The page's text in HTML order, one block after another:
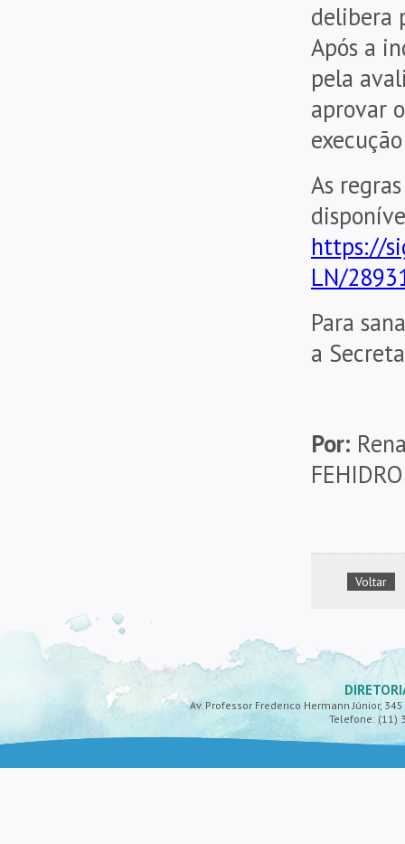
delibera
Após a
pela
aprovar
As
https://
LN/
Para
a
Por:
Voltar
Av. Professor Frederico Hermann Júnior,
Telefone: (11)